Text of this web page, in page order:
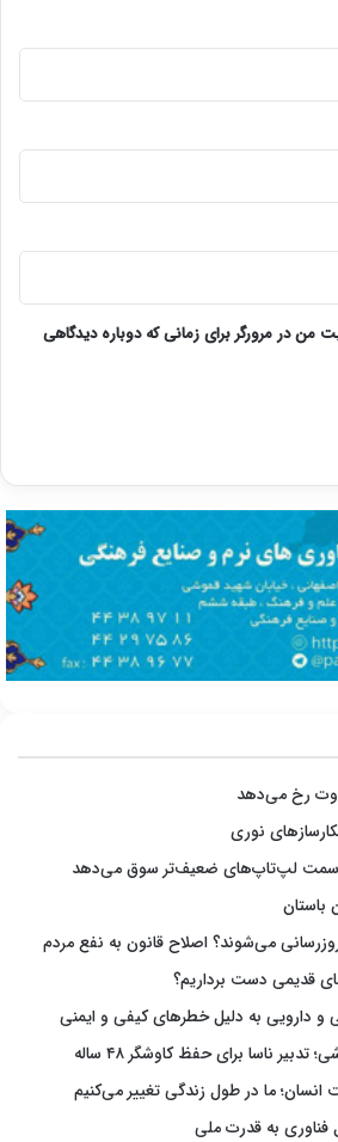
من در مرورگر برای زمانی که دوباره دیدگاهی
نوری
به سمت لپ‌تاپ‌های ضعیف‌تر سوق می‌دهد
باستان
می‌شوند؟ اصلاح قانون به نفع مردم
قدیمی دست برداریم؟
انسان؛ ما در طول زندگی تغییر می‌کنیم
فناوری به قدرت ملی